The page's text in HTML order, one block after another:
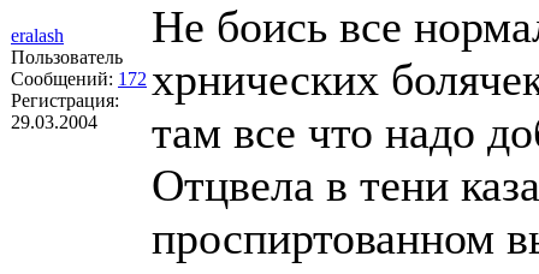
eralash
Пользователь
Сообщений: 172
Регистрация:
29.03.2004
Не боись все
хрнических
там все что надо
Отцвела в тени
проспиртованном